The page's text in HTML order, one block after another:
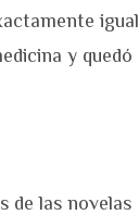
igual
y quedó
de las novelas